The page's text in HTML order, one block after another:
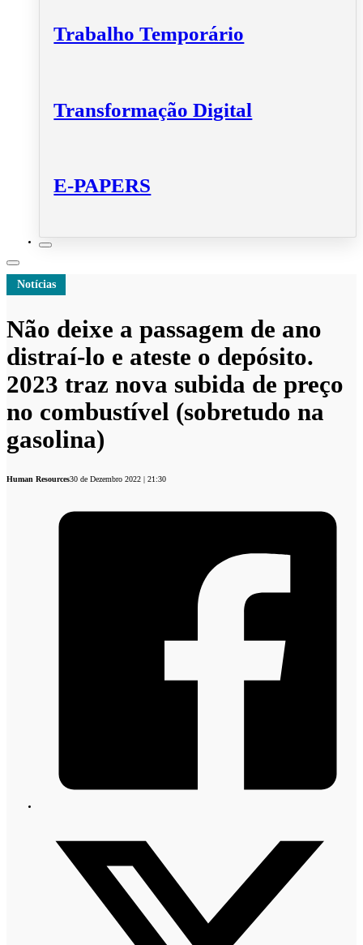
Trabalho Temporário
Transformação Digital
E-PAPERS
Notícias
Não deixe a passagem de ano
distraí-lo e ateste o depósito.
2023 traz nova subida de preço
no combustível (sobretudo na
gasolina)
Human Resources30 de Dezembro 2022 | 21:30